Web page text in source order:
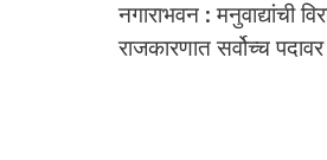
नगाराभवन : मनुवाद्यांची
राजकारणात सर्वोच्च